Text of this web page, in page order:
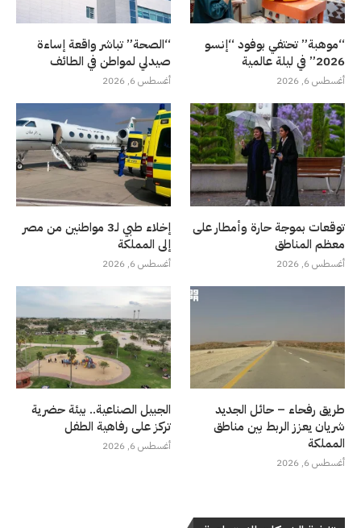
“موهبة” تحتفي بوفود “إنسو
2026” في ليلة عالمية
أغسطس 6, 2026
“الصحة” تباشر واقعة إساءة
صيدلي لمواطن في الطائف
أغسطس 6, 2026
توقعات بموجة حارة وأمطار على
معظم المناطق
أغسطس 6, 2026
إخلاء طبي لـ3 مواطنين من مصر
إلى المملكة
أغسطس 6, 2026
طريق رفحاء – حائل الجديد
شريان يعزز الربط بين مناطق
المملكة
أغسطس 6, 2026
الجبيل الصناعية.. بيئة حضرية
تركز على رفاهية الطفل
أغسطس 6, 2026